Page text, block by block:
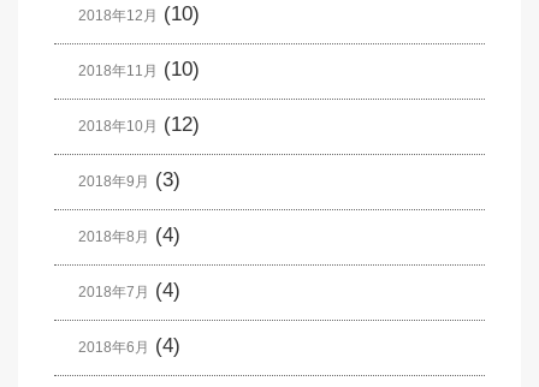
2018年12月 (10)
2018年11月 (10)
2018年10月 (12)
2018年9月 (3)
2018年8月 (4)
2018年7月 (4)
2018年6月 (4)